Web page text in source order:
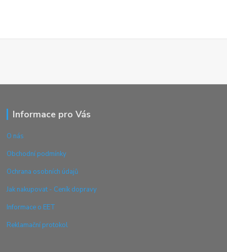
Informace pro Vás
O nás
Obchodní podmínky
Ochrana osobních údajů
Jak nakupovat - Ceník dopravy
Informace o EET
Reklamační protokol